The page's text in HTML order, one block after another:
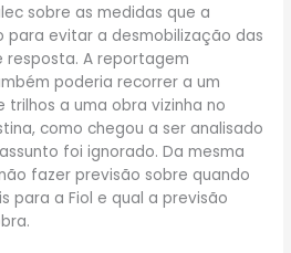
sobre as medidas que a
evitar a desmobilização das
resposta. A reportagem
poderia recorrer a um
a uma obra vizinha no
como chegou a ser analisado
foi ignorado. Da mesma
fazer previsão sobre quando
para a Fiol e qual a previsão